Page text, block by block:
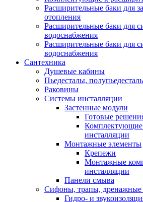
Расширительные баки для
отопления
Расширительные баки для
водоснабжения
Расширительные баки для
водоснабжения
Сантехника
Душевые кабины
Пьедесталы,
Раковины
Системы инсталляции
Застенные модули
Готовые
Комплектующие
инсталляции
Монтажные элементы
Крепежи
Монтажные
инсталляции
Панели смыва
Сифоны, трапы, дренажные
Гидро- и